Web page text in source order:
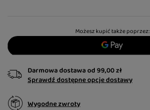
Możesz kupić także poprzez:
Darmowa dostawaod99,00 zł
Sprawdź dostępne opcje dostawy
Wygodne zwroty